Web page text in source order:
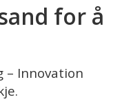
for å
– Innovation